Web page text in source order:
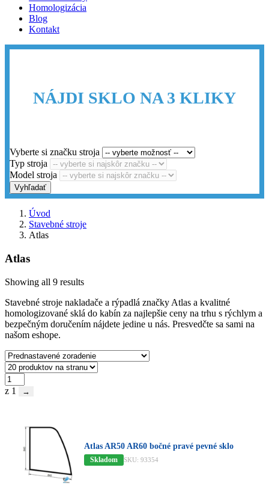
Homologizácia
Blog
Kontakt
NÁJDI SKLO NA 3 KLIKY
Vyberte si značku stroja
Typ stroja
Model stroja
Vyhľadať
Úvod
Stavebné stroje
Atlas
Atlas
Showing all 9 results
Stavebné stroje nakladače a rýpadlá značky Atlas a kvalitné
homologizované sklá do kabín za najlepšie ceny na trhu s rýchlym a
bezpečným doručením nájdete jedine u nás. Presvedčte sa sami na
našom eshope.
z 1 →
Atlas AR50 AR60 bočné pravé pevné sklo
Skladom SKU: 93354